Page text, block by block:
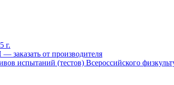
г.
заказать от производителя
испытаний (тестов) Всероссийского